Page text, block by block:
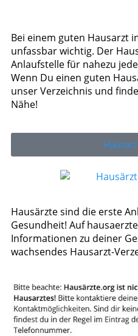
Bei einem guten Hausarzt
unfassbar wichtig. Der
Anlaufstelle für nahezu
Wenn Du einen guten
unser Verzeichnis und
Nähe!
Hausärzte sind die erste
Gesundheit! Auf
Informationen zu deiner
wachsendes Hausarzt-